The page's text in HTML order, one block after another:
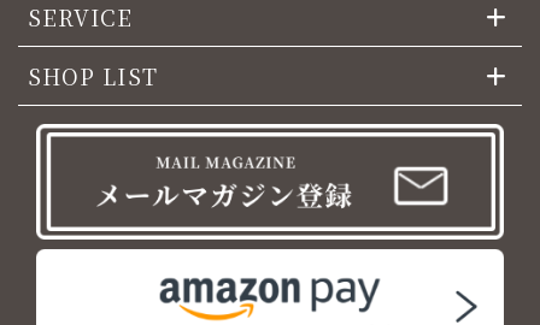
SERVICE
SHOP LIST